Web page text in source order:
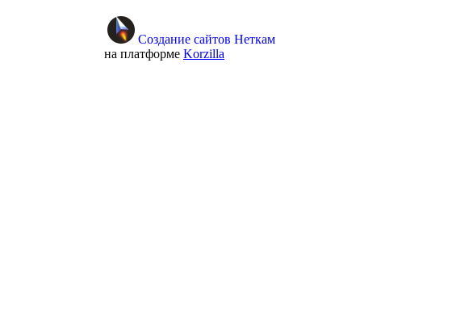
Создание сайтов Неткам
на платформе Korzilla